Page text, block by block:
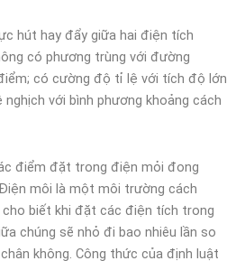
hút hay đẩy giữa hai điện tích
có phương trùng với đường
có cường độ tỉ lệ với tích độ lớn
với bình phương khoảng cách
điểm đặt trong điện mỏi đong
môi là một môi trường cách
biết khi đặt các điện tích trong
chúng sẽ nhỏ đi bao nhiêu lần so
không. Công thức của định luật